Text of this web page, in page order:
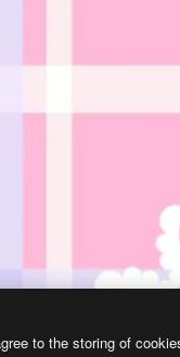
to the storing of